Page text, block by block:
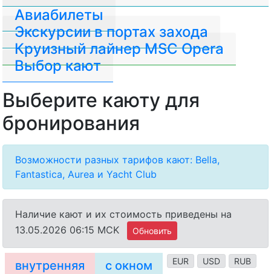
Авиабилеты
Экскурсии в портах захода
Круизный лайнер MSC Opera
Выбор кают
Выберите каюту для
бронирования
Возможности разных тарифов кают: Bella,
Fantastica, Aurea и Yacht Club
Наличие кают и их стоимость приведены на
13.05.2026 06:15 MCK
Обновить
EUR USD RUB
внутренняя с окном